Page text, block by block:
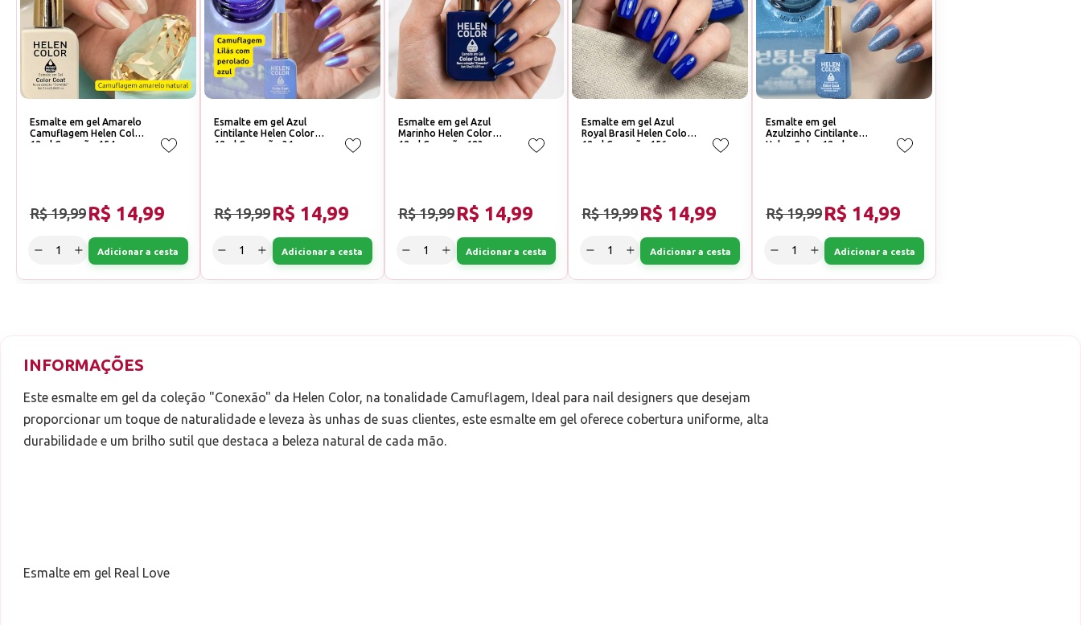
Esmalte em gel Amarelo
Camuflagem Helen Color
12ml Conexão 154
R$ 19,99 R$ 14,99
Adicionar a cesta
Esmalte em gel Azul
Cintilante Helen Color
12ml Conexão 31
R$ 19,99 R$ 14,99
Adicionar a cesta
Esmalte em gel Azul
Marinho Helen Color
12ml Conexão 183
R$ 19,99 R$ 14,99
Adicionar a cesta
Esmalte em gel Azul
Royal Brasil Helen Color
12ml Conexão 156
R$ 19,99R$ 14,99
Adicionar a cesta
Esmalte em gel
Azulzinho Cintilante
Helen Color 12ml
R$ 19,99R$ 14,99
Adicionar a cesta
INFORMAÇÕES
Este esmalte em gel da coleção "Conexão" da Helen Color, na tonalidade Camuflagem, Ideal para nail designers que desejam
proporcionar um toque de naturalidade e leveza às unhas de suas clientes, este esmalte em gel oferece cobertura uniforme, alta
durabilidade e um brilho sutil que destaca a beleza natural de cada mão.
Esmalte em gel Real Love